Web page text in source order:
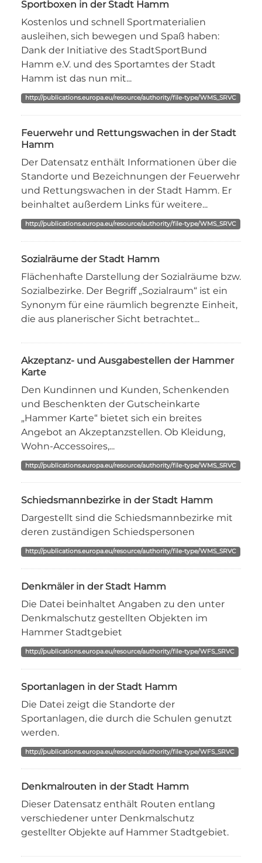
Sportboxen in der Stadt Hamm
Kostenlos und schnell Sportmaterialien
ausleihen, sich bewegen und Spaß haben:
Dank der Initiative des StadtSportBund
Hamm e.V. und des Sportamtes der Stadt
Hamm ist das nun mit...
http://publications.europa.eu/resource/authority/file-type/WMS_SRVC
Feuerwehr und Rettungswachen in der Stadt
Hamm
Der Datensatz enthält Informationen über die
Standorte und Bezeichnungen der Feuerwehr
und Rettungswachen in der Stadt Hamm. Er
beinhaltet außerdem Links für weitere...
http://publications.europa.eu/resource/authority/file-type/WMS_SRVC
Sozialräume der Stadt Hamm
Flächenhafte Darstellung der Sozialräume bzw.
Sozialbezirke. Der Begriff „Sozialraum“ ist ein
Synonym für eine räumlich begrenzte Einheit,
die aus planerischer Sicht betrachtet...
Akzeptanz- und Ausgabestellen der Hammer
Karte
Den Kundinnen und Kunden, Schenkenden
und Beschenkten der Gutscheinkarte
„Hammer Karte“ bietet sich ein breites
Angebot an Akzeptanzstellen. Ob Kleidung,
Wohn-Accessoires,...
http://publications.europa.eu/resource/authority/file-type/WMS_SRVC
Schiedsmannbezirke in der Stadt Hamm
Dargestellt sind die Schiedsmannbezirke mit
deren zuständigen Schiedspersonen
http://publications.europa.eu/resource/authority/file-type/WMS_SRVC
Denkmäler in der Stadt Hamm
Die Datei beinhaltet Angaben zu den unter
Denkmalschutz gestellten Objekten im
Hammer Stadtgebiet
http://publications.europa.eu/resource/authority/file-type/WFS_SRVC
Sportanlagen in der Stadt Hamm
Die Datei zeigt die Standorte der
Sportanlagen, die durch die Schulen genutzt
werden.
http://publications.europa.eu/resource/authority/file-type/WFS_SRVC
Denkmalrouten in der Stadt Hamm
Dieser Datensatz enthält Routen entlang
verschiedener unter Denkmalschutz
gestellter Objekte auf Hammer Stadtgebiet.